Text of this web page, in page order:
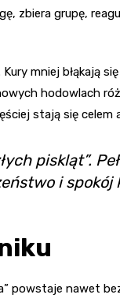
zbiera grupę,
mniej błąkają
hodowlach
stają się celem
piskląt”.
i spokój
powstaje nawet